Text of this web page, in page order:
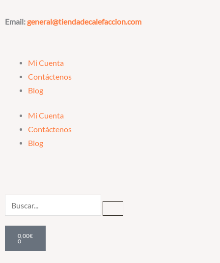
Email:general@tiendadecalefaccion.com
Mi Cuenta
Contáctenos
Blog
Mi Cuenta
Contáctenos
Blog
Search
0,00€
0
Cart